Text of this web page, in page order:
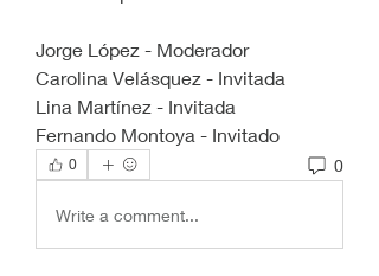
Jorge López - Moderador
Carolina Velásquez - Invitada
Lina Martínez - Invitada
Fernando Montoya - Invitado
0 0
Write a comment...